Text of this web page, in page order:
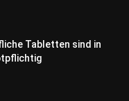
Tabletten sind in